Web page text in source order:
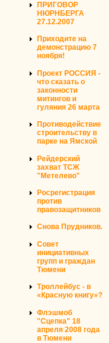
ПРИГОВОР
НЮРНБЕРГА
27.12.2007
Приходите на
демонстрацию 7
ноября!
Проект РОССИЯ -
что сказать о
законности
митингов и
гуляния 26 марта
Противодействие
строительству в
парке на Ямской
Рейдерский
захват ТСЖ
"Метелево"
Росрегистрация
против
правозащитников
Снова Прудников.
Совет
инициативных
групп и граждан
Тюмени
Троллейбус - в
«Красную книгу»?
Флэшмоб
"Сцепка" 18
апреля 2008 года
в Тюмени